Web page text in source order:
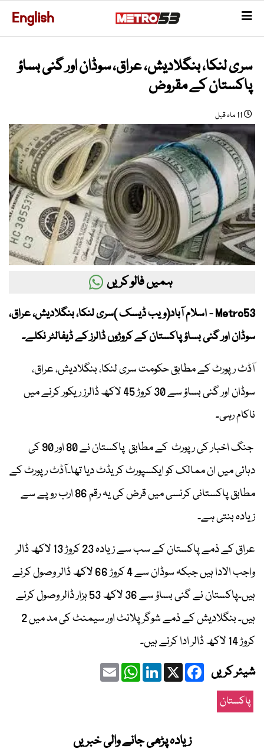
English
سری لنکا، بنگلادیش، عراق، سوڈان اور گنی بساؤ
پاکستان کے مقروض
11 ماہ قبل
ہمیں فالو کریں
Metro53 - اسلام آباد(ویب ڈیسک )سری لنکا، بنگلادیش، عراق،
سوڈان اور گنی بساؤ پاکستان کے کروڑوں ڈالرز کے ڈیفالٹر نکلے۔
آڈٹ رپورٹ کے مطابق حکومت سری لنکا، بنگلادیش، عراق،
سوڈان اور گنی بساؤ سے 30 کروڑ 45 لاکھ ڈالرز ریکور کرنے میں
ناکام رہی۔
جنگ اخبار کی رپورٹ کے مطابق پاکستان نے 80 اور 90 کی
دہائی میں ان ممالک کو ایکسپورٹ کریڈٹ دیا تھا۔آڈٹ رپورٹ کے
مطابق پاکستانی کرنسی میں قرض کی یہ رقم 86 ارب روپے سے
زیادہ بنتی ہے۔
عراق کے ذمے پاکستان کے سب سے زیادہ 23 کروڑ 13 لاکھ ڈالر
واجب الادا ہیں جبکہ سوڈان سے 4 کروڑ 66 لاکھ ڈالر وصول کرنے
ہیں۔پاکستان نے گنی بساؤ سے 36 لاکھ 53 ہزار ڈالر وصول کرنے
ہیں۔ بنگلادیش کے ذمے شوگر پلانٹ اور سیمنٹ کی مد میں 2
کروڑ 14 لاکھ ڈالر ادا کرنے ہیں۔
شیئر کریں Facebook
X
LinkedIn
WhatsApp
Email
پاکستان
زیادہ پڑھی جانے والی خبریں